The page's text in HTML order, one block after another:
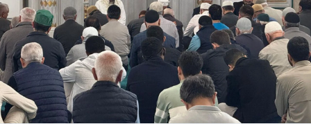
Ardahan Müftülüğü
Artvin Müftülüğü
Aydın Müftülüğü
Kudüs
Kurban
Mukabele
Hutbeler
DİYANET AKADEMİ
DİYANET GENÇLİK